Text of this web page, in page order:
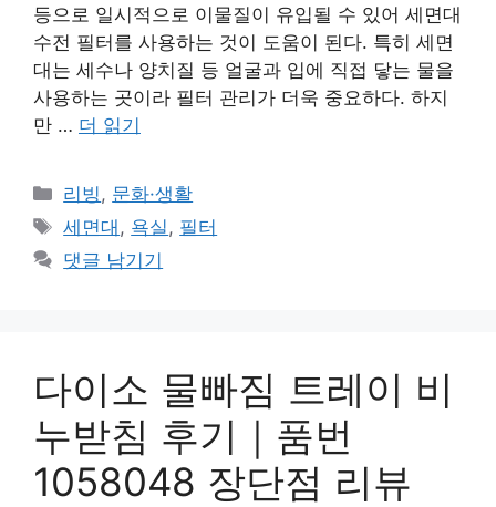
등으로 일시적으로 이물질이 유입될 수 있어 세면대
수전 필터를 사용하는 것이 도움이 된다. 특히 세면
대는 세수나 양치질 등 얼굴과 입에 직접 닿는 물을
사용하는 곳이라 필터 관리가 더욱 중요하다. 하지
만 … 더 읽기
카
테
리
리빙, 문화·생활
태
그
세면대 , 욕실, 필터
댓글 남기기
다이소 물빠짐 트레이 비
누받침 후기｜품번
1058048 장단점 리뷰